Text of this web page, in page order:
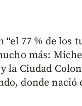
“el 77 % de
más:
la Ciudad
donde